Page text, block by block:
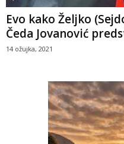
Evo kako Željko
Čeda Jovanović
14 ožujka, 2021